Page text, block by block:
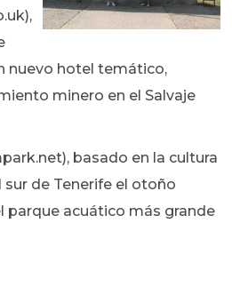
nuevo hotel temático,
minero en el Salvaje
basado en la cultura
de Tenerife el otoño
parque acuático más grande